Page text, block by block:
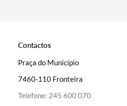
Filtros
Contactos
Praça do Município
7460-110 Fronteira
Telefone: 245 600 070